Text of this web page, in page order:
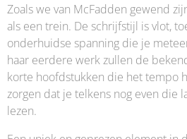
Zoals we van McFadden gewend
als een trein. De schrijfstijl is vlot,
onderhuidse spanning die je
haar eerdere werk zullen de
korte hoofdstukken die het tempo
zorgen dat je telkens nog even die
lezen.